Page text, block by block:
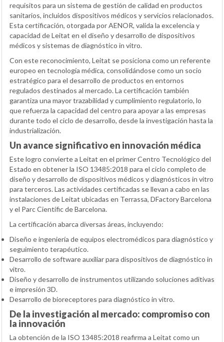
requisitos para un sistema de gestión de calidad en productos
sanitarios, incluidos dispositivos médicos y servicios relacionados.
Esta certificación, otorgada por AENOR, valida la excelencia y
capacidad de Leitat en el diseño y desarrollo de dispositivos
médicos y sistemas de diagnóstico in vitro.
Con este reconocimiento, Leitat se posiciona como un referente
europeo en tecnología médica, consolidándose como un socio
estratégico para el desarrollo de productos en entornos
regulados destinados al mercado. La certificación también
garantiza una mayor trazabilidad y cumplimiento regulatorio, lo
que refuerza la capacidad del centro para apoyar a las empresas
durante todo el ciclo de desarrollo, desde la investigación hasta la
industrialización.
Un avance significativo en innovación médica
Este logro convierte a Leitat en el primer Centro Tecnológico del
Estado en obtener la ISO 13485:2018 para el ciclo completo de
diseño y desarrollo de dispositivos médicos y diagnósticos in vitro
para terceros. Las actividades certificadas se llevan a cabo en las
instalaciones de Leitat ubicadas en Terrassa, DFactory Barcelona
y el Parc Científic de Barcelona.
La certificación abarca diversas áreas, incluyendo:
Diseño e ingeniería de equipos electromédicos para diagnóstico y
seguimiento terapéutico.
Desarrollo de software auxiliar para dispositivos de diagnóstico in
vitro.
Diseño y desarrollo de instrumentos utilizando soluciones aditivas
e impresión 3D.
Desarrollo de bioreceptores para diagnóstico in vitro.
De la investigación al mercado: compromiso con
la innovación
La obtención de la ISO 13485:2018 reafirma a Leitat como un